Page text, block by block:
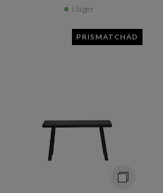
I lager
PRISMATCHAD